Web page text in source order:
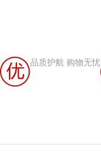
品质护航 购物无忧